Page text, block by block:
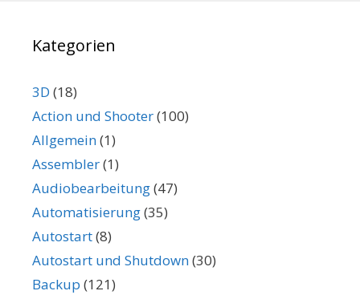
Kategorien
3D (18)
Action und Shooter(100)
Allgemein(1)
Assembler(1)
Audiobearbeitung(47)
Automatisierung(35)
Autostart(8)
Autostart und Shutdown(30)
Backup (121)